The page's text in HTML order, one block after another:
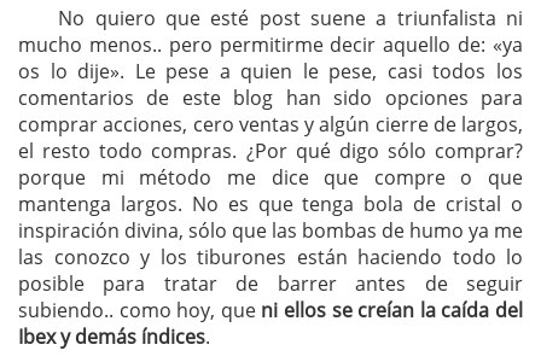
No quiero que esté post suene a triunfalista ni
mucho menos.. pero permitirme decir aquello de: «ya
os lo dije». Le pese a quien le pese, casi todos los
comentarios de este blog han sido opciones para
comprar acciones, cero ventas y algún cierre de largos,
el resto todo compras. ¿Por qué digo sólo comprar?
porque mi método me dice que compre o que
mantenga largos. No es que tenga bola de cristal o
inspiración divina, sólo que las bombas de humo ya me
las conozco y los tiburones están haciendo todo lo
posible para tratar de barrer antes de seguir
subiendo.. como hoy, que ni ellos se creían la caída del
Ibex y demás índices.